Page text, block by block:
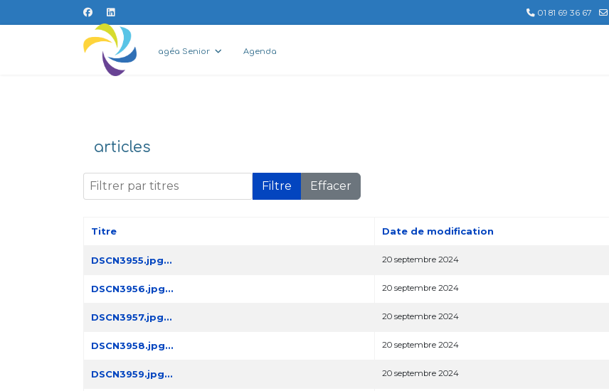
01 81 69 36 67
agéa Senior Agenda
articles
Filtrer par titres
Filtre Effacer
Titre Date de modification
DSCN3955.jpg... 20 septembre 2024
DSCN3956.jpg... 20 septembre 2024
DSCN3957.jpg... 20 septembre 2024
DSCN3958.jpg... 20 septembre 2024
DSCN3959.jpg... 20 septembre 2024